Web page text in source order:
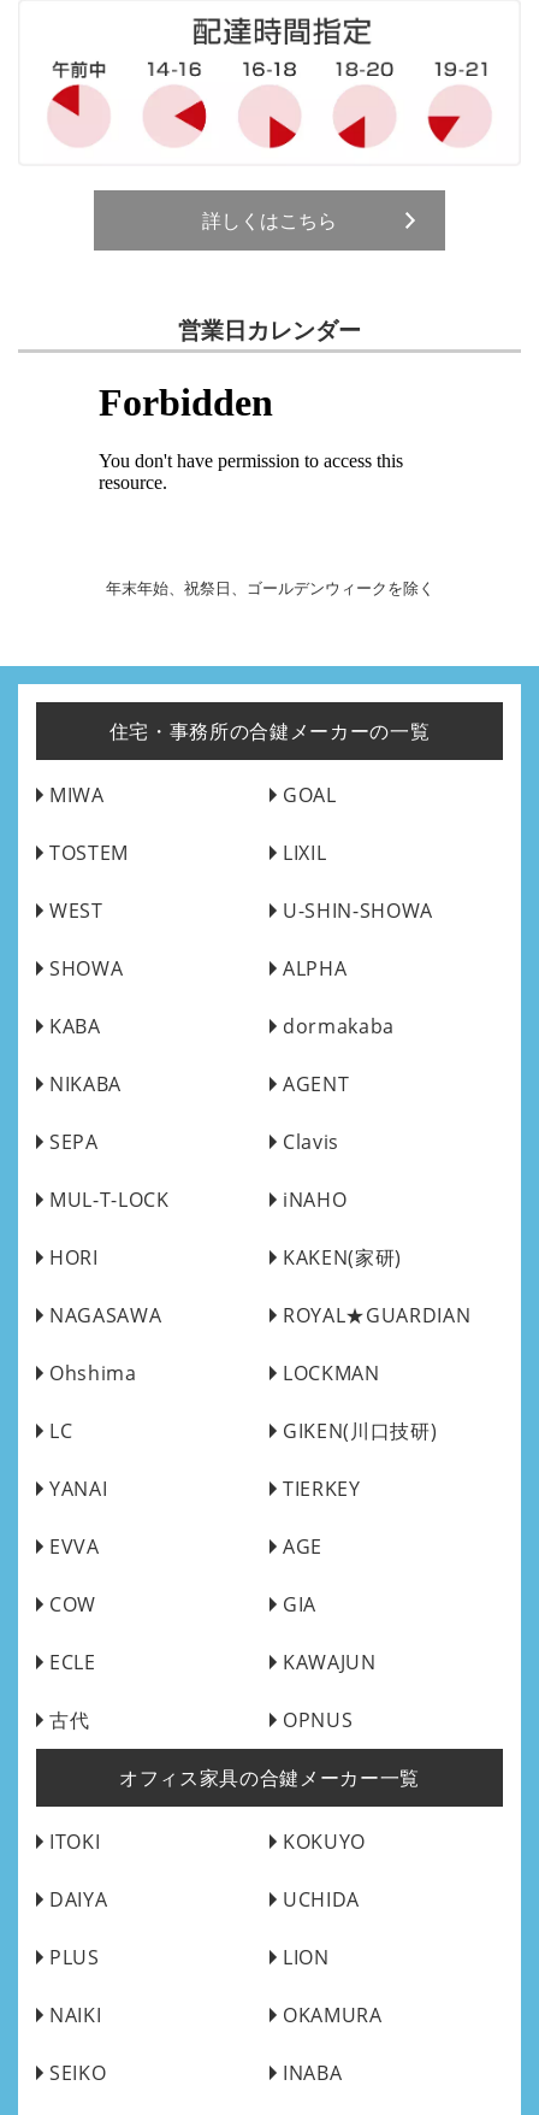
詳しくはこちら
営業日カレンダー
年末年始、祝祭日、ゴールデンウィークを除く
住宅・事務所の合鍵メーカーの一覧
MIWA GOAL
TOSTEM LIXIL
WEST U-SHIN-SHOWA
SHOWA ALPHA
KABA dormakaba
NIKABA AGENT
SEPA Clavis
MUL-T-LOCK iNAHO
HORI KAKEN(家研)
NAGASAWA ROYAL★GUARDIAN
Ohshima LOCKMAN
LC GIKEN(川口技研)
YANAI TIERKEY
EVVA AGE
COW GIA
ECLE KAWAJUN
古代 OPNUS
オフィス家具の合鍵メーカー一覧
ITOKI KOKUYO
DAIYA UCHIDA
PLUS LION
NAIKI OKAMURA
SEIKO INABA